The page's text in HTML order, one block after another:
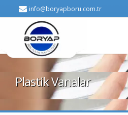
info@boryapboru.com.tr
Plastik Vanalar